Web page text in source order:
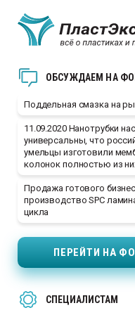
ОБСУЖДАЕМ НА
Поддельная смазка на
11.09.2020 Нанотрубки
универсальны, что
умельцы изготовили
колонок полностью из
Продажа готового
производство SPC
цикла
ПЕРЕЙТИ НА
СПЕЦИАЛИСТАМ